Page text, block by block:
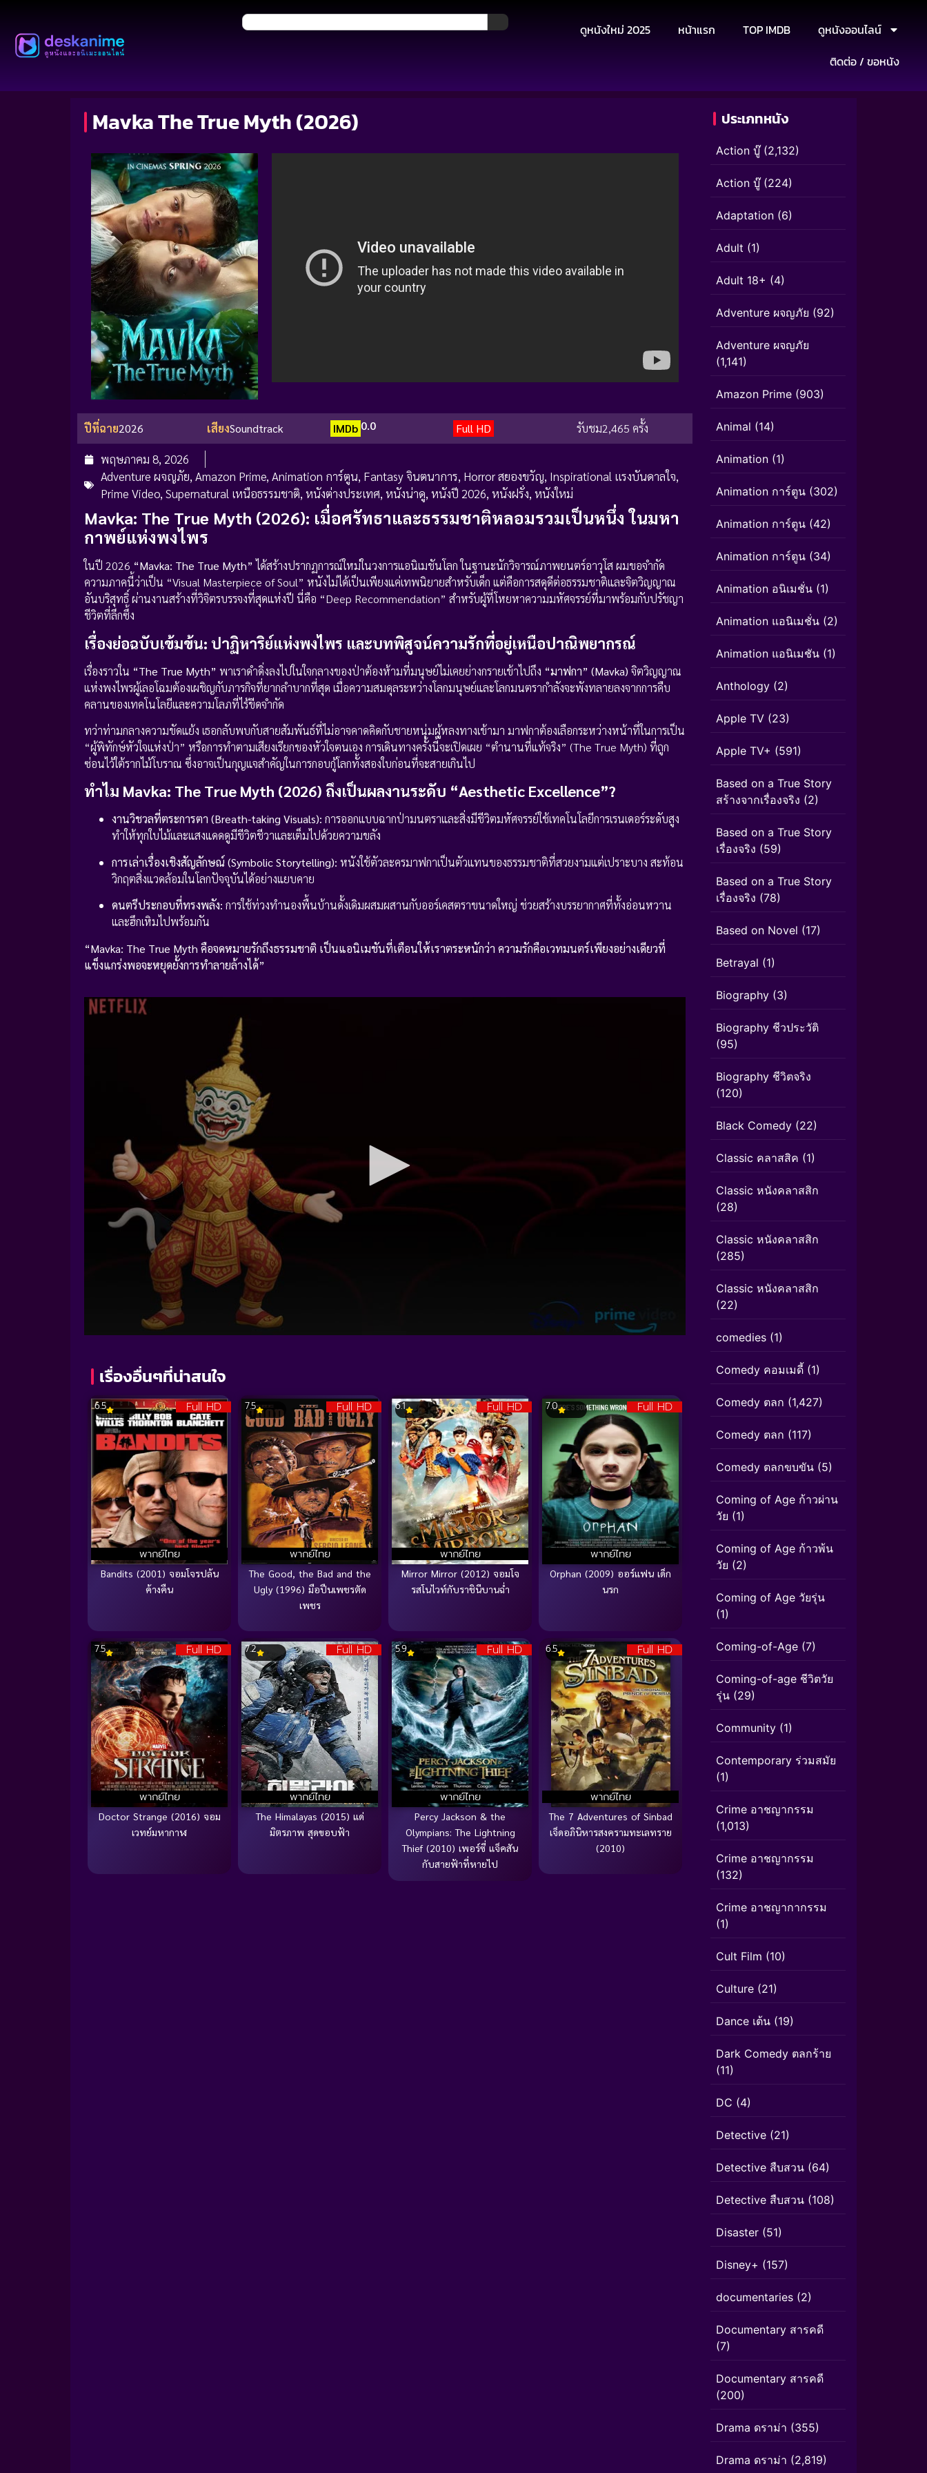
ดูหนังใหม่ 2025 หน้าแรก TOP IMDB
ดูหนังออนไลน์
ติดต่อ / ขอหนัง
Mavka The True Myth (2026)
ปีที่ฉาย2026 เสียงSoundtrack IMDb 0.0 Full HD รับชม2,465 ครั้ง
พฤษภาคม 8, 2026
Adventure ผจญภัย, Amazon Prime, Animation การ์ตูน, Fantasy จินตนาการ, Horror สยองขวัญ, Inspirational แรงบันดาลใจ,
Prime Video, Supernatural เหนือธรรมชาติ, หนังต่างประเทศ, หนังน่าดู, หนังปี 2026, หนังฝรั่ง, หนังใหม่
Mavka: The True Myth (2026): เมื่อศรัทธาและธรรมชาติหลอมรวมเป็นหนึ่ง ในมหา
กาพย์แห่งพงไพร
ในปี 2026 “Mavka: The True Myth”ได้สร้างปรากฏการณ์ใหม่ในวงการแอนิเมชันโลก ในฐานะนักวิจารณ์ภาพยนตร์อาวุโส ผมขอจำกัด
ความภาคนี้ว่าเป็น “Visual Masterpiece of Soul” หนังไม่ได้เป็นเพียงแค่เทพนิยายสำหรับเด็ก แต่คือการสดุดีต่อธรรมชาติและจิตวิญญาณ
อันบริสุทธิ์ ผ่านงานสร้างที่วิจิตรบรรจงที่สุดแห่งปี นี่คือ “Deep Recommendation” สำหรับผู้ที่โหยหาความมหัศจรรย์ที่มาพร้อมกับปรัชญา
ชีวิตที่ลึกซึ้ง
เรื่องย่อฉบับเข้มข้น: ปาฏิหาริย์แห่งพงไพร และบทพิสูจน์ความรักที่อยู่เหนือปาณิพยากรณ์
เรื่องราวใน “The True Myth” พาเราดำดิ่งลงไปในใจกลางของป่าต้องห้ามที่มนุษย์ไม่เคยย่างกรายเข้าไปถึง “มาฟกา” (Mavka) จิตวิญญาณ
แห่งพงไพรผู้เลอโฉมต้องเผชิญกับภารกิจที่ยากลำบากที่สุด เมื่อความสมดุลระหว่างโลกมนุษย์และโลกมนตรากำลังจะพังทลายลงจากการคืบ
คลานของเทคโนโลยีและความโลภที่ไร้ขีดจำกัด
ทว่าท่ามกลางความขัดแย้ง เธอกลับพบกับสายสัมพันธ์ที่ไม่อาจคาดคิดกับชายหนุ่มผู้หลงทางเข้ามา มาฟกาต้องเลือกระหว่างหน้าที่ในการเป็น
“ผู้พิทักษ์หัวใจแห่งป่า” หรือการทำตามเสียงเรียกของหัวใจตนเอง การเดินทางครั้งนี้จะเปิดเผย “ตำนานที่แท้จริง” (The True Myth) ที่ถูก
ซ่อนไว้ใต้รากไม้โบราณ ซึ่งอาจเป็นกุญแจสำคัญในการกอบกู้โลกทั้งสองใบก่อนที่จะสายเกินไป
ทำไม Mavka: The True Myth (2026) ถึงเป็นผลงานระดับ “Aesthetic Excellence”?
งานวิชวลที่ตระการตา (Breath-taking Visuals): การออกแบบฉากป่ามนตราและสิ่งมีชีวิตมหัศจรรย์ใช้เทคโนโลยีการเรนเดอร์ระดับสูง
ทำให้ทุกใบไม้และแสงแดดดูมีชีวิตชีวาและเต็มไปด้วยความขลัง
การเล่าเรื่องเชิงสัญลักษณ์ (Symbolic Storytelling): หนังใช้ตัวละครมาฟกาเป็นตัวแทนของธรรมชาติที่สวยงามแต่เปราะบาง สะท้อน
วิกฤตสิ่งแวดล้อมในโลกปัจจุบันได้อย่างแยบคาย
ดนตรีประกอบที่ทรงพลัง: การใช้ท่วงทำนองพื้นบ้านดั้งเดิมผสมผสานกับออร์เคสตราขนาดใหญ่ ช่วยสร้างบรรยากาศที่ทั้งอ่อนหวาน
และฮึกเหิมไปพร้อมกัน
“Mavka: The True Myth คือจดหมายรักถึงธรรมชาติ เป็นแอนิเมชันที่เตือนให้เราตระหนักว่า ความรักคือเวทมนตร์เพียงอย่างเดียวที่
แข็งแกร่งพอจะหยุดยั้งการทำลายล้างได้”
เรื่องอื่นๆที่น่าสนใจ
Full HD
พากย์ไทย
6.5
Bandits (2001) จอมโจรปล้น
ค้างคืน
Full HD
พากย์ไทย
7.5
The Good, the Bad and the
Ugly (1996) มือปืนเพชรตัด
เพชร
Full HD
พากย์ไทย
6.1
Mirror Mirror (2012) จอมโจ
รสโนไวท์กับราชินีบานฉ่ำ
Full HD
พากย์ไทย
7.0
Orphan (2009) ออร์แฟน เด็ก
นรก
Full HD
พากย์ไทย
7.5
Doctor Strange (2016) จอม
เวทย์มหากาฬ
Full HD
พากย์ไทย
7.2
The Himalayas (2015) แด่
มิตรภาพ สุดขอบฟ้า
Full HD
พากย์ไทย
5.9
Percy Jackson & the
Olympians: The Lightning
Thief (2010) เพอร์ซี่ แจ็คสัน
กับสายฟ้าที่หายไป
Full HD
พากย์ไทย
6.5
The 7 Adventures of Sinbad
เจ็ดอภินิหารสงครามทะเลทราย
(2010)
ประเภทหนัง
Action บู๊(2,132)
Action บู๊(224)
Adaptation (6)
Adult (1)
Adult 18+ (4)
Adventure ผจญภัย (92)
Adventure ผจญภัย
(1,141)
Amazon Prime (903)
Animal (14)
Animation (1)
Animation การ์ตูน (302)
Animation การ์ตูน (42)
Animation การ์ตูน (34)
Animation อนิเมชั่น (1)
Animation แอนิเมชั่น (2)
Animation แอนิเมชัน (1)
Anthology (2)
Apple TV (23)
Apple TV+ (591)
Based on a True Story
สร้างจากเรื่องจริง (2)
Based on a True Story
เรื่องจริง (59)
Based on a True Story
เรื่องจริง (78)
Based on Novel (17)
Betrayal (1)
Biography (3)
Biography ชีวประวัติ
(95)
Biography ชีวิตจริง
(120)
Black Comedy (22)
Classic คลาสสิค (1)
Classic หนังคลาสสิก
(28)
Classic หนังคลาสสิก
(285)
Classic หนังคลาสสิก
(22)
comedies (1)
Comedy คอมเมดี้ (1)
Comedy ตลก (1,427)
Comedy ตลก (117)
Comedy ตลกขบขัน (5)
Coming of Age ก้าวผ่าน
วัย (1)
Coming of Age ก้าวพ้น
วัย (2)
Coming of Age วัยรุ่น
(1)
Coming-of-Age (7)
Coming-of-age ชีวิตวัย
รุ่น (29)
Community (1)
Contemporary ร่วมสมัย
(1)
Crime อาชญากรรม
(1,013)
Crime อาชญากรรม
(132)
Crime อาชญากากรรม
(1)
Cult Film (10)
Culture (21)
Dance เต้น (19)
Dark Comedy ตลกร้าย
(11)
DC (4)
Detective (21)
Detective สืบสวน (64)
Detective สืบสวน (108)
Disaster (51)
Disney+ (157)
documentaries (2)
Documentary สารคดี
(7)
Documentary สารคดี
(200)
Drama ดราม่า (355)
Drama ดราม่า (2,819)